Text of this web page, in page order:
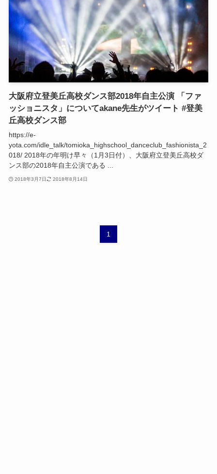
大阪府立登美丘高校ダンス部2018年自主公演 「ファ
ッショニスタ」についてakane先生がツイート #登美
丘高校ダンス部
https://e-
yota.com/idle_talk/tomioka_highschool_danceclub_fashionista_2
018/ 2018年の年明け早々（1月3日付）、大阪府立登美丘高校ダ
ンス部の2018年自主公演である ...
2018年3月7日 2018年8月14日
1